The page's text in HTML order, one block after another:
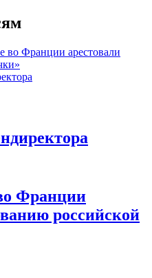
во Франции арестовали
Франции
российской